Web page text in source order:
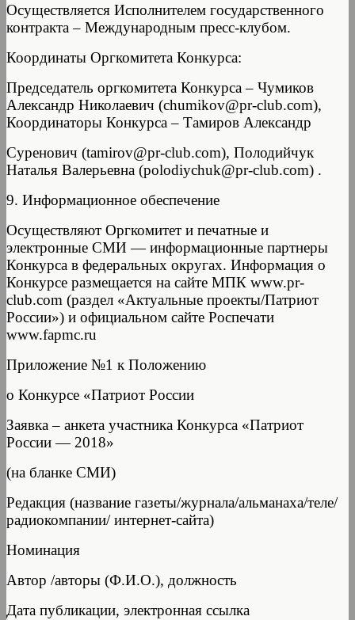
Осуществляется Исполнителем государственного
контракта – Международным пресс-клубом.
Координаты Оргкомитета Конкурса:
Председатель оргкомитета Конкурса – Чумиков
Александр Николаевич (chumikov@pr-club.com),
Координаторы Конкурса – Тамиров Александр
Суренович (tamirov@pr-club.com), Полодийчук
Наталья Валерьевна (polodiychuk@pr-club.com) .
9. Информационное обеспечение
Осуществляют Оргкомитет и печатные и
электронные СМИ — информационные партнеры
Конкурса в федеральных округах. Информация о
Конкурсе размещается на сайте МПК www.pr-
club.com (раздел «Актуальные проекты/Патриот
России») и официальном сайте Роспечати
www.fapmc.ru
Приложение №1 к Положению
о Конкурсе «Патриот России
Заявка – анкета участника Конкурса «Патриот
России — 2018»
(на бланке СМИ)
Редакция (название газеты/журнала/альманаха/теле/
радиокомпании/ интернет-сайта)
Номинация
Автор /авторы (Ф.И.О.), должность
Дата публикации, электронная ссылка